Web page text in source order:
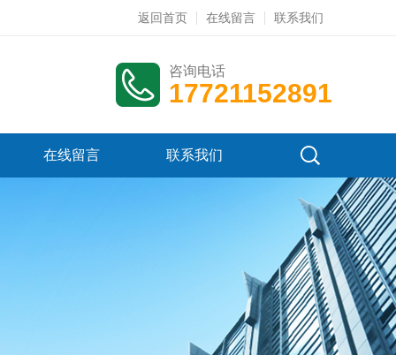
返回首页 在线留言 联系我们
咨询电话
17721152891
在线留言 联系我们